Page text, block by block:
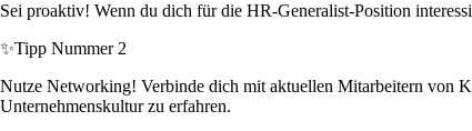
Sei proaktiv! Wenn du dich für die HR-Generalist-Position
✨Tipp Nummer 2
Nutze Networking! Verbinde dich mit aktuellen Mitarbeitern von
Unternehmenskultur zu erfahren.